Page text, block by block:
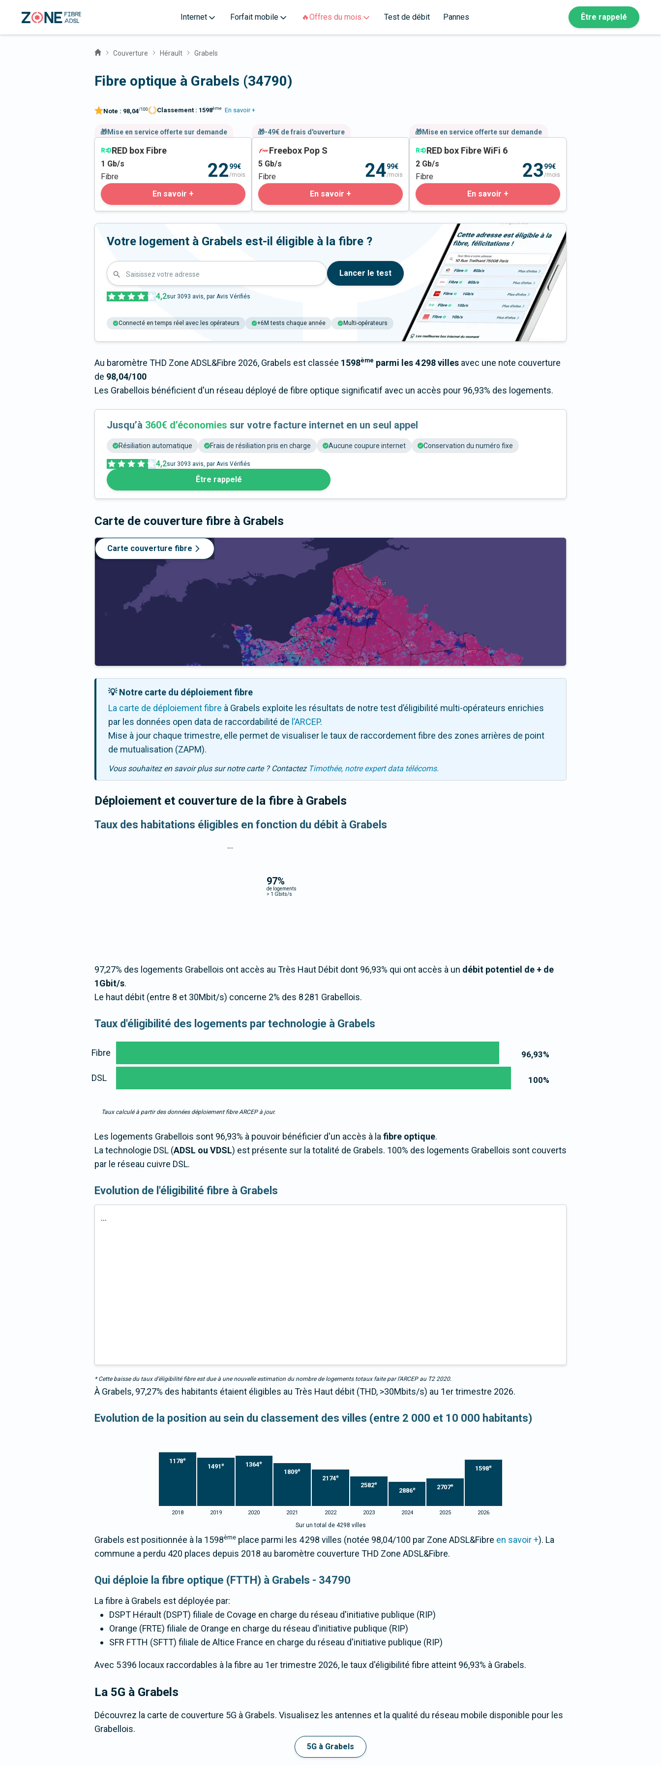
Internet Forfait mobile 🔥Offres du mois Test de débit Pannes Être rappelé
Couverture Hérault Grabels
Fibre optique à Grabels (34790)
Note : 98,04/100 Classement : 1598ème En savoir +
🎁Mise en service offerte sur demande
RED box Fibre
1 Gb/s
Fibre
2299€
/mois
En savoir +
🎁-49€ de frais d'ouverture
Freebox Pop S
5 Gb/s
Fibre
2499€
/mois
En savoir +
🎁Mise en service offerte sur demande
RED box Fibre WiFi 6
2 Gb/s
Fibre
2399€
/mois
En savoir +
Votre logement à Grabels est-il éligible à la fibre ?
Saisissez votre adresse Lancer le test
4,2sur 3093 avis, par Avis Vérifiés
Connecté en temps réel avec les opérateurs +6M tests chaque année Multi-opérateurs
Au baromètre THD Zone ADSL&Fibre 2026, Grabels est classée 1598ème parmi les 4 298 villes avec une note couverture
de 98,04/100
Les Grabellois bénéficient d'un réseau déployé de fibre optique significatif avec un accès pour 96,93% des logements.
Jusqu’à 360€ d’économies sur votre facture internet en un seul appel
Résiliation automatique Frais de résiliation pris en charge Aucune coupure internet Conservation du numéro fixe
4,2sur 3093 avis, par Avis Vérifiés
Être rappelé
Carte de couverture fibre à Grabels
Carte couverture fibre
💡 Notre carte du déploiement fibre
La carte de déploiement fibre à Grabels exploite les résultats de notre test d’éligibilité multi-opérateurs enrichies
par les données open data de raccordabilité de l’ARCEP.
Mise à jour chaque trimestre, elle permet de visualiser le taux de raccordement fibre des zones arrières de point
de mutualisation (ZAPM).
Vous souhaitez en savoir plus sur notre carte ? Contactez Timothée, notre expert data télécoms.
Déploiement et couverture de la fibre à Grabels
Taux des habitations éligibles en fonction du débit à Grabels
97%
de logements
> 1 Gbits/s
...
97,27% des logements Grabellois ont accès au Très Haut Débit dont 96,93% qui ont accès à un débit potentiel de + de
1Gbit/s.
Le haut débit (entre 8 et 30Mbit/s) concerne 2% des 8 281 Grabellois.
Taux d'éligibilité des logements par technologie à Grabels
96,93%
100%
Fibre
DSL
Taux calculé à partir des données déploiement fibre ARCEP à jour.
Les logements Grabellois sont 96,93% à pouvoir bénéficier d'un accès à lafibre optique.
La technologie DSL (ADSL ou VDSL) est présente sur la totalité de Grabels. 100% des logements Grabellois sont couverts
par le réseau cuivre DSL.
Evolution de l'éligibilité fibre à Grabels
...
* Cette baisse du taux d’éligibilité fibre est due à une nouvelle estimation du nombre de logements totaux faite par l’ARCEP au T2 2020.
À Grabels, 97,27% des habitants étaient éligibles au Très Haut débit (THD, >30Mbits/s) au 1er trimestre 2026.
Evolution de la position au sein du classement des villes (entre 2 000 et 10 000 habitants)
1178e
1491 e 1364e
1809e
2174e
2582e
2886e 2707e
1598e
2018 2019 2020 2021 2022 2023 2024 2025 2026
Sur un total de 4298 villes
Grabels est positionnée à la 1598ème place parmi les 4 298 villes (notée 98,04/100 par Zone ADSL&Fibre en savoir +). La
commune a perdu 420 places depuis 2018 au baromètre couverture THD Zone ADSL&Fibre.
Qui déploie la fibre optique (FTTH) à Grabels - 34790
La fibre à Grabels est déployée par:
DSPT Hérault (DSPT) filiale de Covage en charge du réseau d'initiative publique (RIP)
Orange (FRTE) filiale de Orange en charge du réseau d'initiative publique (RIP)
SFR FTTH (SFTT) filiale de Altice France en charge du réseau d'initiative publique (RIP)
Avec 5 396 locaux raccordables à la fibre au 1er trimestre 2026, le taux d'éligibilité fibre atteint 96,93% à Grabels.
La 5G à Grabels
Découvrez la carte de couverture 5G à Grabels. Visualisez les antennes et la qualité du réseau mobile disponible pour les
Grabellois.
5G à Grabels